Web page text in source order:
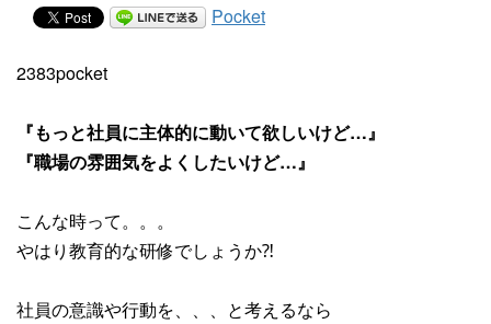
Pocket
2383pocket
『もっと社員に主体的に動いて欲しいけど…』
『職場の雰囲気をよくしたいけど…』
こんな時って。。。
やはり教育的な研修でしょうか⁈
社員の意識や行動を、、、と考えるなら